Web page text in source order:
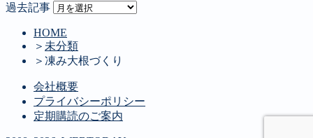
過去記事
HOME
＞ 未分類
＞ 凍み大根づくり
会社概要
プライバシーポリシー
定期購読のご案内